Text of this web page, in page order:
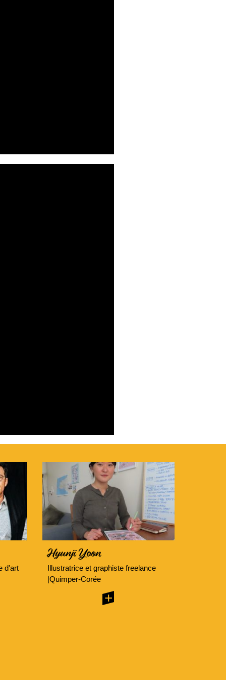
d'art
Hyunji Yoon
Illustratrice et graphiste freelance
|Quimper-Corée
+